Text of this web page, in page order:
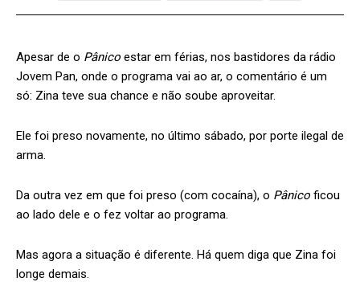
Apesar de o Pânico estar em férias, nos bastidores da rádio
Jovem Pan, onde o programa vai ao ar, o comentário é um
só: Zina teve sua chance e não soube aproveitar.
Ele foi preso novamente, no último sábado, por porte ilegal de
arma.
Da outra vez em que foi preso (com cocaína), o Pânico ficou
ao lado dele e o fez voltar ao programa.
Mas agora a situação é diferente. Há quem diga que Zina foi
longe demais.